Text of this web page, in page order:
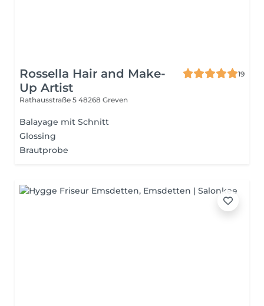
Rossella Hair and Make-
Up Artist
19
Rathausstraße 5 48268 Greven
Balayage mit Schnitt
Glossing
Brautprobe